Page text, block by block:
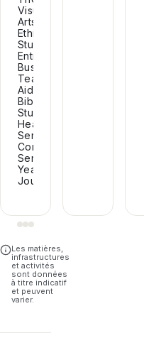
Visual
Arts,
Ethnic
Studies,
Entrepreneurship,
Business,
Teacher’s
Aid,
Biblical
Studies,
Health
Services,
Community
Service,
Yearbook,
Journalism...
Les matières,
infrastructures
et activités
sont données
à titre indicatif
et peuvent
varier.